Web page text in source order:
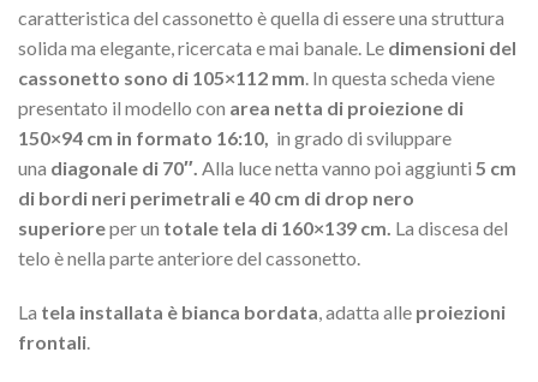
caratteristica del cassonetto è quella di essere una struttura
solida ma elegante, ricercata e mai banale. Le dimensioni del
cassonetto sono di 105×112 mm . In questa scheda viene
presentato il modello con area netta di proiezione di
150×94 cm in formato 16:10, in grado di sviluppare
una diagonale di 70″. Alla luce netta vanno poi aggiunti 5 cm
di bordi neri perimetrali e 40 cm di drop nero
superioreper un totale tela di 160×139 cm. La discesa del
telo è nella parte anteriore del cassonetto.
La tela installata è bianca bordata , adatta alle proiezioni
frontali